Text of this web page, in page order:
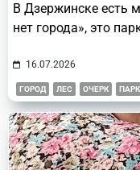
В Дзержинске есть
нет города», это
16.07.2026
ГОРОД ЛЕС ОЧЕРК ПАРК